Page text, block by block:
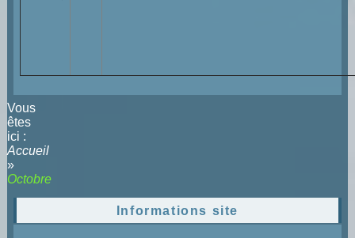
Vous
êtes
ici :
Accueil
»
Octobre
Informations site